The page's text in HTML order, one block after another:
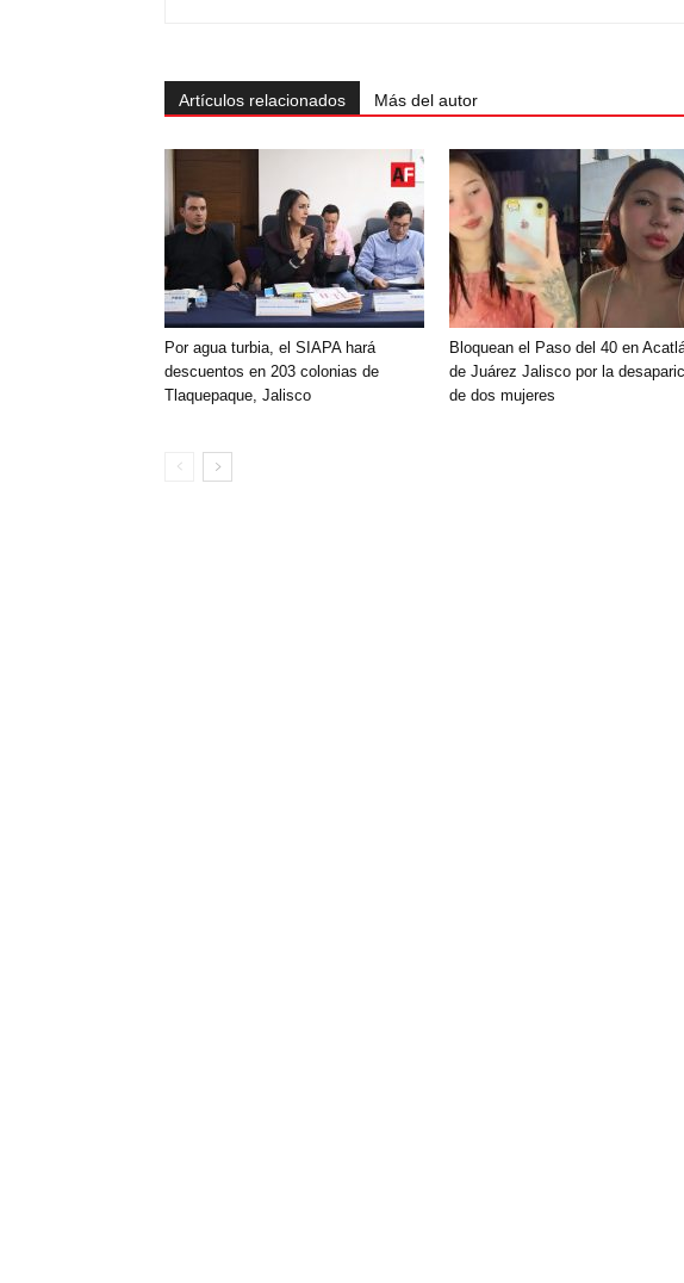
Artículos relacionados Más del autor
Por agua turbia, el SIAPA hará
descuentos en 203 colonias de
Tlaquepaque, Jalisco
Bloquean el Paso del 40 en
de Juárez Jalisco por la
de dos mujeres